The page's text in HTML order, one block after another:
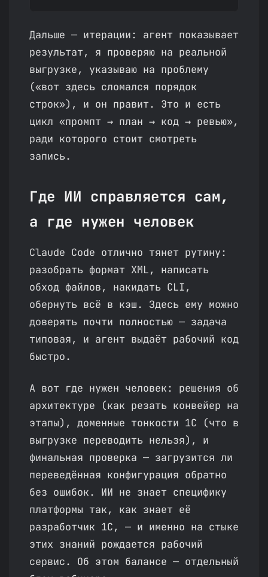
Дальше — итерации: агент показывает
результат, я проверяю на реальной
выгрузке, указываю на проблему
(«вот здесь сломался порядок
строк»), и он правит. Это и есть
цикл «промпт → план → код → ревью»,
ради которого стоит смотреть
запись.
Где ИИ справляется сам,
а где нужен человек
Claude Code отлично тянет рутину:
разобрать формат XML, написать
обход файлов, накидать CLI,
обернуть всё в кэш. Здесь ему можно
доверять почти полностью — задача
типовая, и агент выдаёт рабочий код
быстро.
А вот где нужен человек: решения об
архитектуре (как резать конвейер на
этапы), доменные тонкости 1С (что в
выгрузке переводить нельзя), и
финальная проверка — загрузится ли
переведённая конфигурация обратно
без ошибок. ИИ не знает специфику
платформы так, как знает её
разработчик 1С, — и именно на стыке
этих знаний рождается рабочий
сервис. Об этом балансе — отдельный